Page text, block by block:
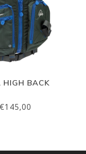
HIGH BACK